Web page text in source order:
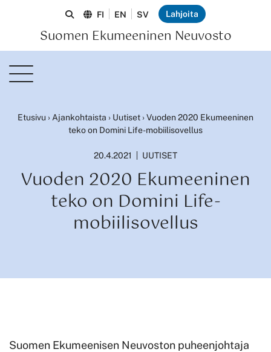
Suomen Ekumeeninen Neuvosto
FI EN SV Lahjoita
Etusivu › Ajankohtaista › Uutiset ›Vuoden 2020 Ekumeeninen
teko on Domini Life-mobiilisovellus
20.4.2021 UUTISET
Vuoden 2020 Ekumeeninen
teko on Domini Life-
mobiilisovellus
Suomen Ekumeenisen Neuvoston puheenjohtaja